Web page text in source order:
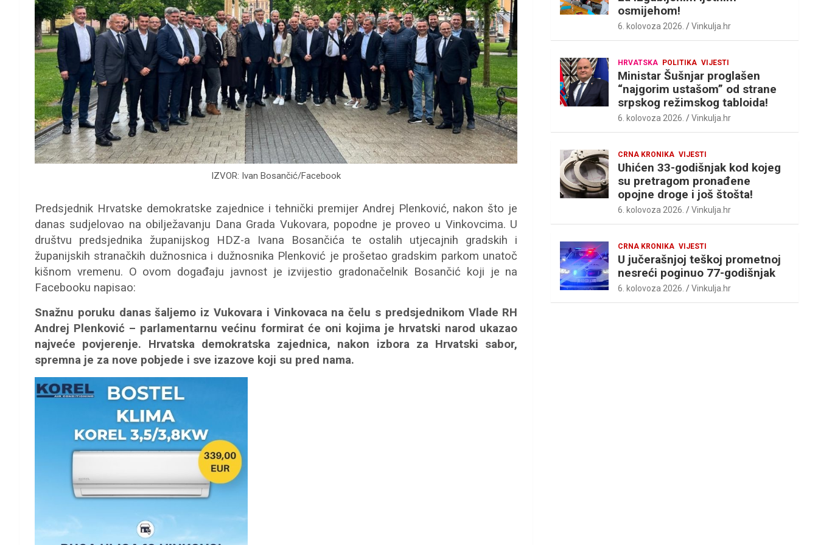
IZVOR: Ivan Bosančić/Facebook
Predsjednik Hrvatske demokratske zajednice i tehnički premijer Andrej Plenković, nakon što je
danas sudjelovao na obilježavanju Dana Grada Vukovara, popodne je proveo u Vinkovcima. U
društvu predsjednika županijskog HDZ-a Ivana Bosančića te ostalih utjecajnih gradskih i
županijskih stranačkih dužnosnica i dužnosnika Plenković je prošetao gradskim parkom unatoč
kišnom vremenu. O ovom događaju javnost je izvijestio gradonačelnik Bosančić koji je na
Facebooku napisao:
Snažnu poruku danas šaljemo iz Vukovara i Vinkovaca na čelu s predsjednikom Vlade RH
Andrej Plenković – parlamentarnu većinu formirat će oni kojima je hrvatski narod ukazao
najveće povjerenje. Hrvatska demokratska zajednica, nakon izbora za Hrvatski sabor,
spremna je za nove pobjede i sve izazove koji su pred nama.
osmijehom!
6. kolovoza 2026. Vinkulja.hr
HRVATSKA POLITIKA VIJESTI
Ministar Šušnjar proglašen
“najgorim ustašom” od strane
srpskog režimskog tabloida!
6. kolovoza 2026. Vinkulja.hr
CRNA KRONIKA VIJESTI
Uhićen 33-godišnjak kod kojeg
su pretragom pronađene
opojne droge i još štošta!
6. kolovoza 2026. Vinkulja.hr
CRNA KRONIKA VIJESTI
U jučerašnjoj teškoj prometnoj
nesreći poginuo 77-godišnjak
6. kolovoza 2026. Vinkulja.hr